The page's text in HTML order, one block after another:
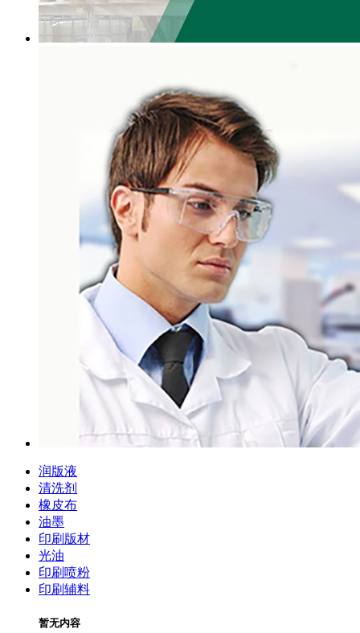
润版液
清洗剂
橡皮布
油墨
印刷版材
光油
印刷喷粉
印刷辅料
暂无内容